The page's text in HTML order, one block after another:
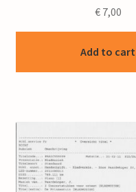
€7,00
Add to cart